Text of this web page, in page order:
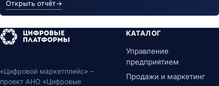
Открыть отчёт→
«Цифровой маркетплейс» –
проект АНО «Цифровые
КАТАЛОГ
Управление
предприятием
Продажи и маркетинг